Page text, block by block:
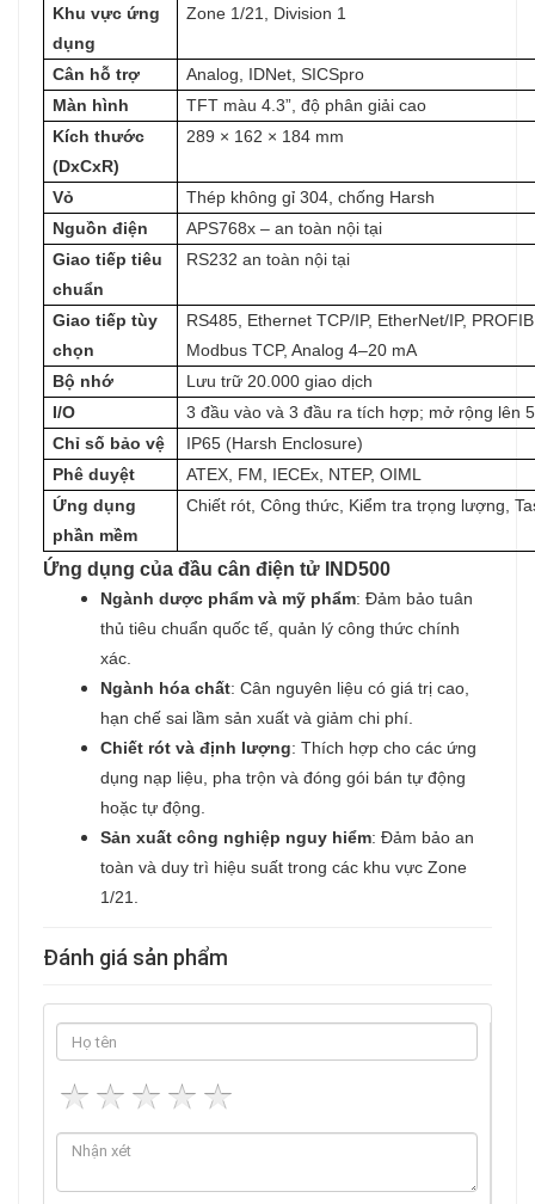
Khu vực ứng
dụng
Zone 1/21, Division 1
Cân hỗ trợ
Analog, IDNet, SICSpro
Màn hình
TFT màu 4.3”, độ phân giải cao
Kích thước
(DxCxR)
289 × 162 × 184 mm
Vỏ
Thép không gỉ 304, chống Harsh
Nguồn điện
APS768x – an toàn nội tại
Giao tiếp tiêu
chuẩn
RS232 an toàn nội tại
Giao tiếp tùy
chọn
RS485, Ethernet TCP/IP, EtherNet/IP,
Modbus TCP, Analog 4–20 mA
Bộ nhớ
Lưu trữ 20.000 giao dịch
I/O
3 đầu vào và 3 đầu ra tích hợp; mở rộng lên
Chỉ số bảo vệ
IP65 (Harsh Enclosure)
Phê duyệt
ATEX, FM, IECEx, NTEP, OIML
Ứng dụng
phần mềm
Chiết rót, Công thức, Kiểm tra trọng lượng,
Ứng dụng của đầu cân điện tử IND500
Ngành dược phẩm và mỹ phẩm: Đảm bảo tuân
thủ tiêu chuẩn quốc tế, quản lý công thức chính
xác.
Ngành hóa chất: Cân nguyên liệu có giá trị cao,
hạn chế sai lầm sản xuất và giảm chi phí.
Chiết rót và định lượng: Thích hợp cho các ứng
dụng nạp liệu, pha trộn và đóng gói bán tự động
hoặc tự động.
Sản xuất công nghiệp nguy hiểm: Đảm bảo an
toàn và duy trì hiệu suất trong các khu vực Zone
1/21.
Đánh giá sản phẩm